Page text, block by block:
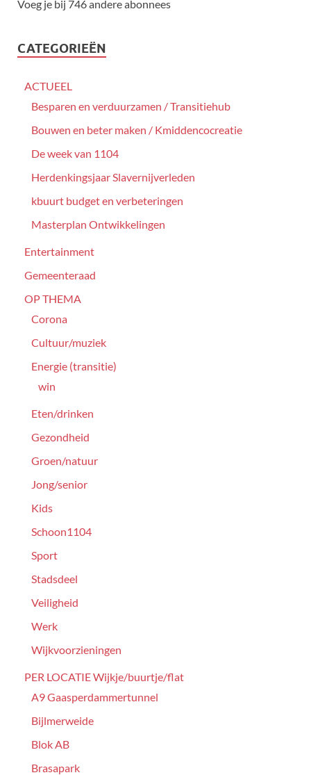
Voeg je bij 746 andere abonnees
CATEGORIEËN
ACTUEEL
Besparen en verduurzamen / Transitiehub
Bouwen en beter maken / Kmiddencocreatie
De week van 1104
Herdenkingsjaar Slavernijverleden
kbuurt budget en verbeteringen
Masterplan Ontwikkelingen
Entertainment
Gemeenteraad
OP THEMA
Corona
Cultuur/muziek
Energie (transitie)
win
Eten/drinken
Gezondheid
Groen/natuur
Jong/senior
Kids
Schoon1104
Sport
Stadsdeel
Veiligheid
Werk
Wijkvoorzieningen
PER LOCATIE Wijkje/buurtje/flat
A9 Gaasperdammertunnel
Bijlmerweide
Blok AB
Brasapark